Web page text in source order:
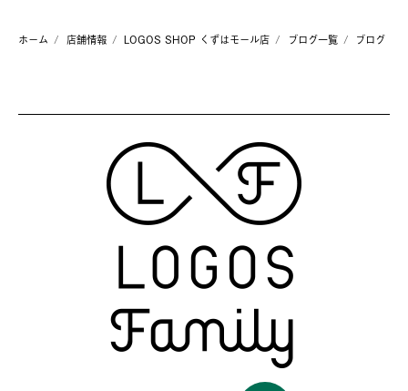
ホーム 店舗情報 LOGOS SHOP くずはモール店 ブログ一覧 ブログ